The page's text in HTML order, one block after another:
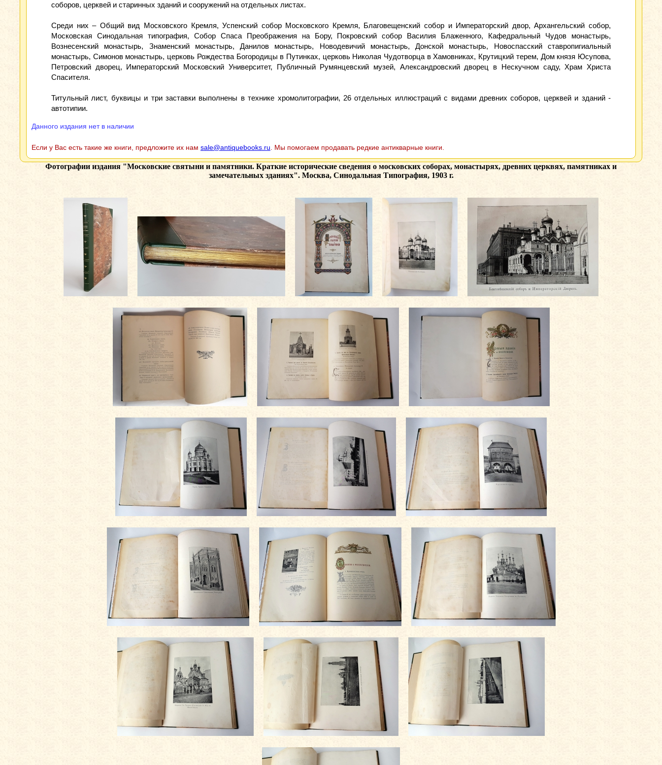
соборов, церквей и старинных зданий и сооружений на отдельных листах.
Среди них – Общий вид Московского Кремля, Успенский собор Московского Кремля, Благовещенский собор и Императорский двор, Архангельский собор,
Московская Синодальная типография, Собор Спаса Преображения на Бору, Покровский собор Василия Блаженного, Кафедральный Чудов монастырь,
Вознесенский монастырь, Знаменский монастырь, Данилов монастырь, Новодевичий монастырь, Донской монастырь, Новоспасский ставропигиальный
монастырь, Симонов монастырь, церковь Рождества Богородицы в Путинках, церковь Николая Чудотворца в Хамовниках, Крутицкий терем, Дом князя Юсупова,
Петровский дворец, Императорский Московский Университет, Публичный Румянцевский музей, Александровский дворец в Нескучном саду, Храм Христа
Спасителя.
Титульный лист, буквицы и три заставки выполнены в технике хромолитографии, 26 отдельных иллюстраций с видами древних соборов, церквей и зданий -
автотипии.
Данного издания нет в наличии
Если у Вас есть такие же книги, предложите их нам sale@antiquebooks.ru . Мы помогаем продавать редкие антикварные книги.
Фотографии издания "Московские святыни и памятники. Краткие исторические сведения о московских соборах, монастырях, древних церквях, памятниках и
замечательных зданиях". Москва, Синодальная Типография, 1903 г.